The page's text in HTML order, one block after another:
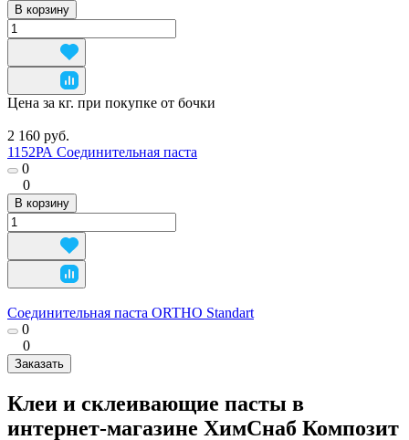
В корзину
Цена за кг. при покупке от бочки
2 160 руб.
1152РА Соединительная паста
0
0
В корзину
Соединительная паста ORTHO Standart
0
0
Заказать
Клеи и склеивающие пасты в
интернет-магазине ХимСнаб Композит